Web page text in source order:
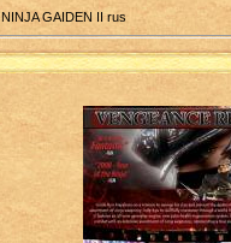
NINJA GAIDEN II rus